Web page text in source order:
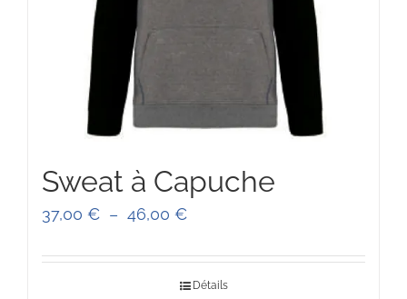
Sweat à Capuche
37,00 € – 46,00 €Plage
Détails